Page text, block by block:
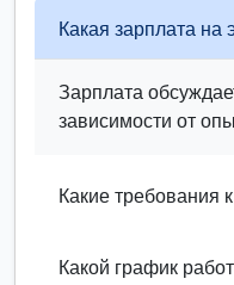
Какая зарплата на
Зарплата
зависимости от
Какие требования
Какой график